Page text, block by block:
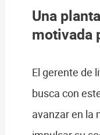
Una
motivada
El gerente de
busca con
avanzar en la